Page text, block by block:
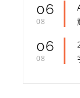
06
08
06
08